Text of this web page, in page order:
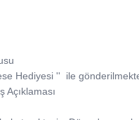
Hediyesi ''
ile
Açıklaması